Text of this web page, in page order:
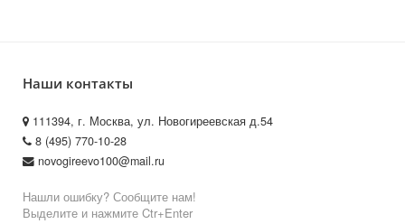
Наши контакты
111394, г. Москва, ул. Новогиреевская д.54
8 (495) 770-10-28
novogireevo100@mail.ru
Нашли ошибку? Сообщите нам!
Выделите и нажмите Ctr+Enter